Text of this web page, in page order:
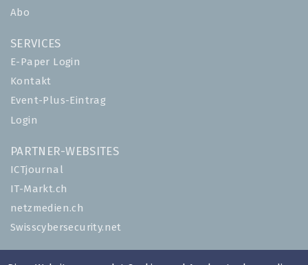
Abo
SERVICES
E-Paper Login
Kontakt
Event-Plus-Eintrag
Login
PARTNER-WEBSITES
ICTjournal
IT-Markt.ch
netzmedien.ch
Swisscybersecurity.net